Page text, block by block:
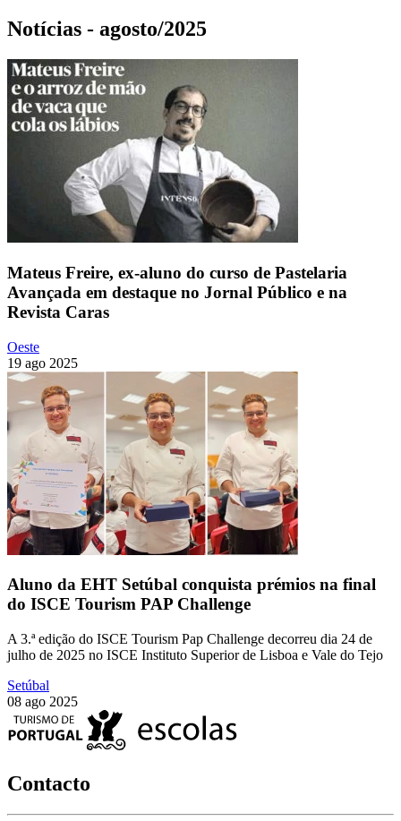
Notícias - agosto/2025
Mateus Freire, ex-aluno do curso de Pastelaria
Avançada em destaque no Jornal Público e na
Revista Caras
Oeste
19 ago 2025
Aluno da EHT Setúbal conquista prémios na final
do ISCE Tourism PAP Challenge
A 3.ª edição do ISCE Tourism Pap Challenge decorreu dia 24 de
julho de 2025 no ISCE Instituto Superior de Lisboa e Vale do Tejo
Setúbal
08 ago 2025
Contacto